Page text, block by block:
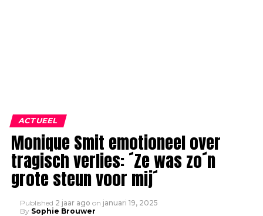
ACTUEEL
Monique Smit emotioneel over
tragisch verlies: ´Ze was zo´n
grote steun voor mij´
Published 2 jaar ago on januari 19, 2025
By Sophie Brouwer